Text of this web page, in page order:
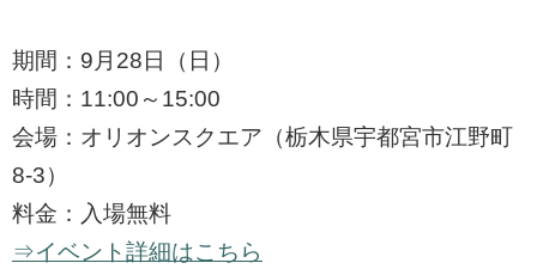
期間：9月28日（日）
時間：11:00～15:00
会場：オリオンスクエア（栃木県宇都宮市江野町
8-3）
料金：入場無料
⇒イベント詳細はこちら